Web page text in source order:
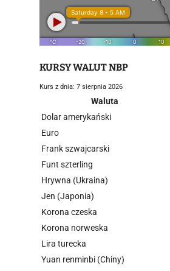
KURSY WALUT NBP
Kurs z dnia: 7 sierpnia 2026
Waluta
Dolar amerykański
Euro
Frank szwajcarski
Funt szterling
Hrywna (Ukraina)
Jen (Japonia)
Korona czeska
Korona norweska
Lira turecka
Yuan renminbi (Chiny)